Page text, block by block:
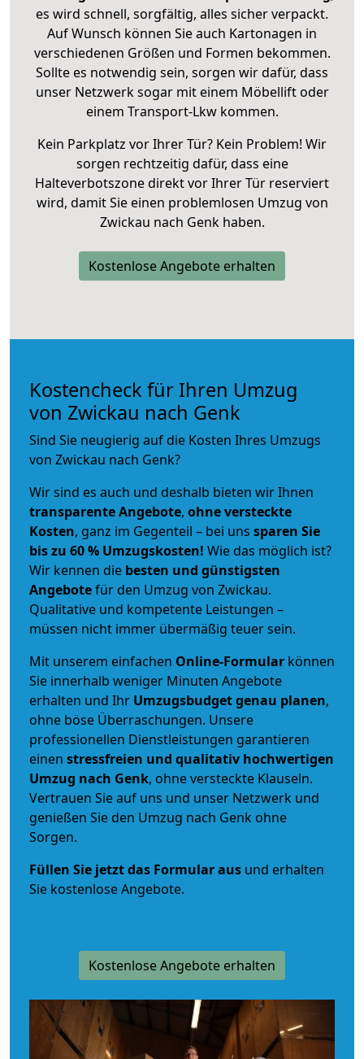
es wird schnell, sorgfältig, alles sicher verpackt.
Auf Wunsch können Sie auch Kartonagen in
verschiedenen Größen und Formen bekommen.
Sollte es notwendig sein, sorgen wir dafür, dass
unser Netzwerk sogar mit einem Möbellift oder
einem Transport-Lkw kommen.
Kein Parkplatz vor Ihrer Tür? Kein Problem! Wir
sorgen rechtzeitig dafür, dass eine
Halteverbotszone direkt vor Ihrer Tür reserviert
wird, damit Sie einen problemlosen Umzug von
Zwickau nach Genk haben.
Kostenlose Angebote erhalten
Kostencheck für Ihren Umzug
von Zwickau nach Genk
Sind Sie neugierig auf die Kosten Ihres Umzugs
von Zwickau nach Genk?
Wir sind es auch und deshalb bieten wir Ihnen
transparente Angebote, ohne versteckte
Kosten, ganz im Gegenteil – bei uns sparen Sie
bis zu 60 % Umzugskosten! Wie das möglich ist?
Wir kennen die besten und günstigsten
Angebotefür den Umzug von Zwickau.
Qualitative und kompetente Leistungen –
müssen nicht immer übermäßig teuer sein.
Mit unserem einfachen Online-Formular können
Sie innerhalb weniger Minuten Angebote
erhalten und Ihr Umzugsbudgetgenau planen,
ohne böse Überraschungen. Unsere
professionellen Dienstleistungen garantieren
einen stressfreien und qualitativ hochwertigen
Umzug nach Genk, ohne versteckte Klauseln.
Vertrauen Sie auf uns und unser Netzwerk und
genießen Sie den Umzug nach Genk ohne
Sorgen.
Füllen Sie jetzt das Formular aus und erhalten
Sie kostenlose Angebote.
Kostenlose Angebote erhalten